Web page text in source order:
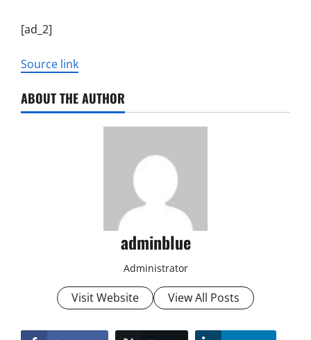
[ad_2]
Source link
ABOUT THE AUTHOR
adminblue
Administrator
Visit Website View All Posts